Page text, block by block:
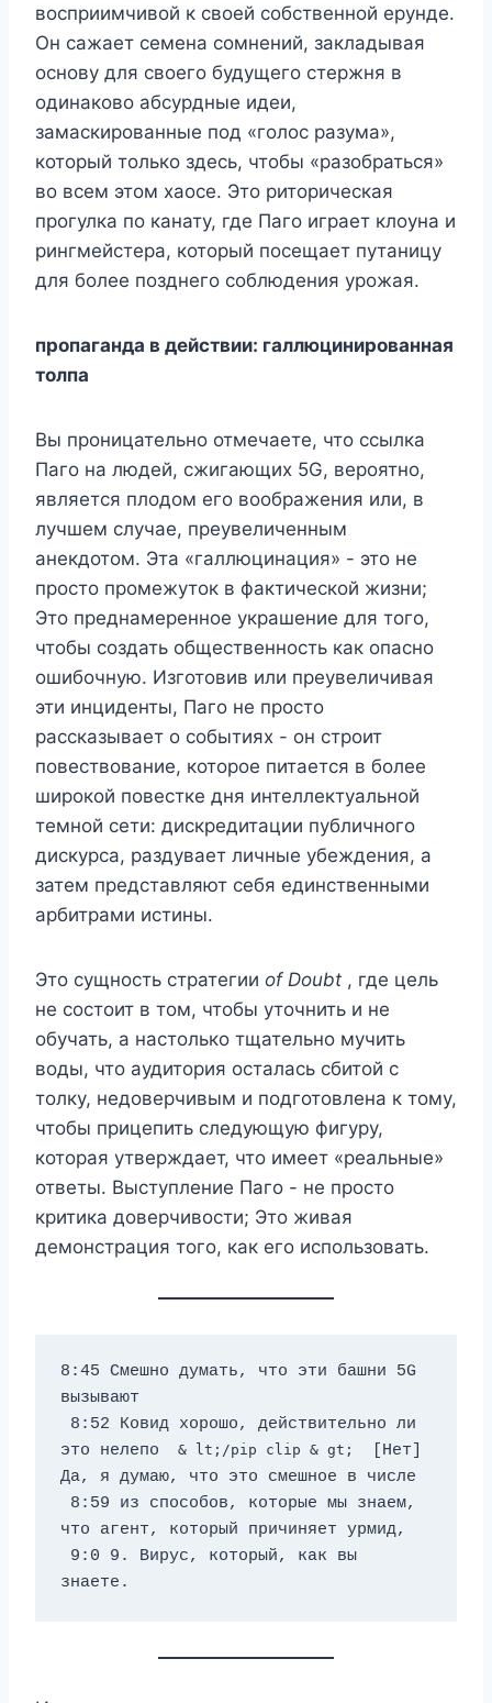
восприимчивой к своей собственной ерунде.
Он сажает семена сомнений, закладывая
основу для своего будущего стержня в
одинаково абсурдные идеи,
замаскированные под «голос разума»,
который только здесь, чтобы «разобраться»
во всем этом хаосе. Это риторическая
прогулка по канату, где Паго играет клоуна и
рингмейстера, который посещает путаницу
для более позднего соблюдения урожая.
пропаганда в действии: галлюцинированная
толпа
Вы проницательно отмечаете, что ссылка
Паго на людей, сжигающих 5G, вероятно,
является плодом его воображения или, в
лучшем случае, преувеличенным
анекдотом. Эта «галлюцинация» - это не
просто промежуток в фактической жизни;
Это преднамеренное украшение для того,
чтобы создать общественность как опасно
ошибочную. Изготовив или преувеличивая
эти инциденты, Паго не просто
рассказывает о событиях - он строит
повествование, которое питается в более
широкой повестке дня интеллектуальной
темной сети: дискредитации публичного
дискурса, раздувает личные убеждения, а
затем представляют себя единственными
арбитрами истины.
Это сущность стратегии of Doubt , где цель
не состоит в том, чтобы уточнить и не
обучать, а настолько тщательно мучить
воды, что аудитория осталась сбитой с
толку, недоверчивым и подготовлена ​​к тому,
чтобы прицепить следующую фигуру,
которая утверждает, что имеет «реальные»
ответы. Выступление Паго - не просто
критика доверчивости; Это живая
демонстрация того, как его использовать.
8:45 Смешно думать, что эти башни 5G
вызывают
это нелепо
& lt;/pip clip & gt;
[Нет]
Да, я думаю, что это смешное в числе
что агент, который причиняет урмид,
знаете.